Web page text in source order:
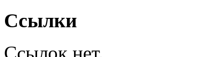
Ссылки
Ссылок нет.